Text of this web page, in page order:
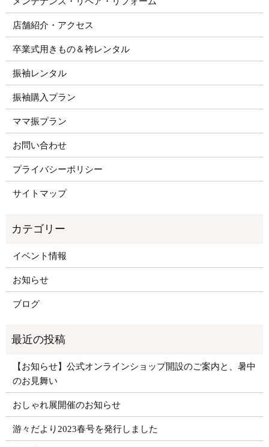
店舗紹介・アクセス
卒業式用きもの＆袴レンタル
振袖レンタル
振袖購入プラン
ママ振プラン
お問い合わせ
プライバシーポリシー
サイトマップ
イベント情報
お知らせ
ブログ
【お知らせ】公式オンラインショップ開設のご案内と、暑中
のお見舞い
おしゃれ展開催のお知らせ
游々だより2023春号を発行しました